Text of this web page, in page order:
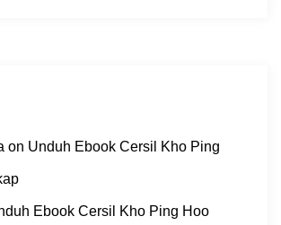
on Unduh Ebook Cersil Kho Ping
Ebook Cersil Kho Ping Hoo